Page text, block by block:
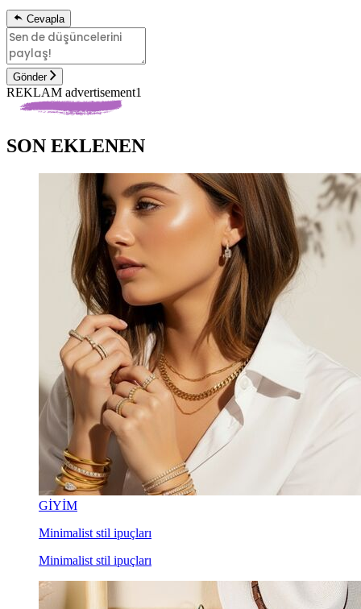
Cevapla
Gönder
REKLAM advertisement1
SON EKLENEN
GİYİM
Minimalist stil ipuçları
Minimalist stil ipuçları